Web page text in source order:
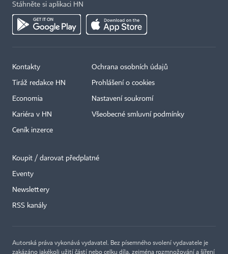
Stáhněte si aplikaci HN
Kontakty
Tiráž redakce HN
Economia
Kariéra v HN
Ceník inzerce
Ochrana osobních údajů
Prohlášení o cookies
Nastavení soukromí
Všeobecné smluvní podmínky
Koupit / darovat předplatné
Eventy
Newslettery
RSS kanály
Autorská práva vykonává vydavatel. Bez písemného svolení vydavatele je
zakázáno jakékoli užití částí nebo celku díla, zejména rozmnožování a šíření